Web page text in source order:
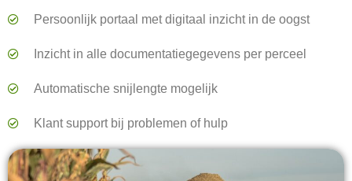
Persoonlijk portaal met digitaal inzicht in de oogst
Inzicht in alle documentatiegegevens per perceel
Automatische snijlengte mogelijk
Klant support bij problemen of hulp